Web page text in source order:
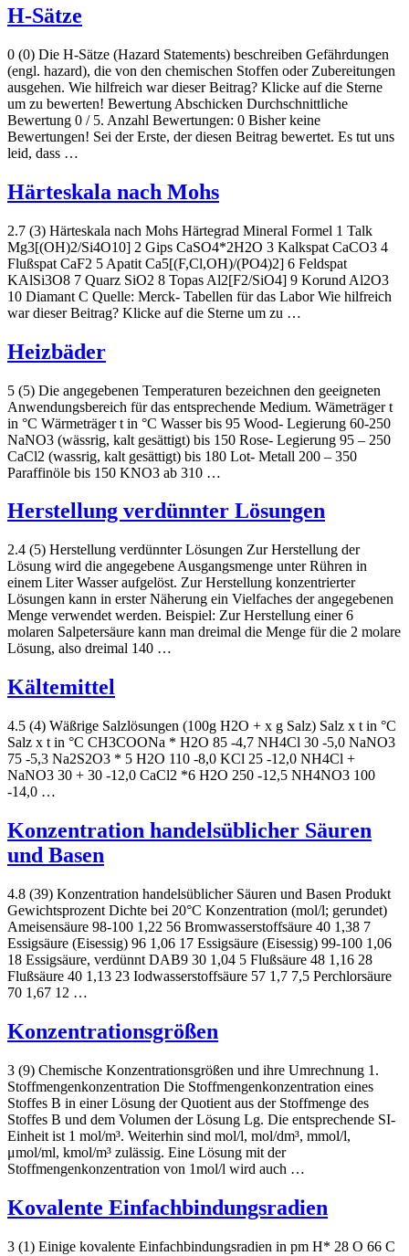
H-Sätze
0 (0) Die H-Sätze (Hazard Statements) beschreiben Gefährdungen
(engl. hazard), die von den chemischen Stoffen oder Zubereitungen
ausgehen. Wie hilfreich war dieser Beitrag? Klicke auf die Sterne
um zu bewerten! Bewertung Abschicken Durchschnittliche
Bewertung 0 / 5. Anzahl Bewertungen: 0 Bisher keine
Bewertungen! Sei der Erste, der diesen Beitrag bewertet. Es tut uns
leid, dass …
Härteskala nach Mohs
2.7 (3) Härteskala nach Mohs Härtegrad Mineral Formel 1 Talk
Mg3[(OH)2/Si4O10] 2 Gips CaSO4*2H2O 3 Kalkspat CaCO3 4
Flußspat CaF2 5 Apatit Ca5[(F,Cl,OH)/(PO4)2] 6 Feldspat
KAlSi3O8 7 Quarz SiO2 8 Topas Al2[F2/SiO4] 9 Korund Al2O3
10 Diamant C Quelle: Merck- Tabellen für das Labor Wie hilfreich
war dieser Beitrag? Klicke auf die Sterne um zu …
Heizbäder
5 (5) Die angegebenen Temperaturen bezeichnen den geeigneten
Anwendungsbereich für das entsprechende Medium. Wämeträger t
in °C Wärmeträger t in °C Wasser bis 95 Wood- Legierung 60-250
NaNO3 (wässrig, kalt gesättigt) bis 150 Rose- Legierung 95 – 250
CaCl2 (wassrig, kalt gesättigt) bis 180 Lot- Metall 200 – 350
Paraffinöle bis 150 KNO3 ab 310 …
Herstellung verdünnter Lösungen
2.4 (5) Herstellung verdünnter Lösungen Zur Herstellung der
Lösung wird die angegebene Ausgangsmenge unter Rühren in
einem Liter Wasser aufgelöst. Zur Herstellung konzentrierter
Lösungen kann in erster Näherung ein Vielfaches der angegebenen
Menge verwendet werden. Beispiel: Zur Herstellung einer 6
molaren Salpetersäure kann man dreimal die Menge für die 2 molare
Lösung, also dreimal 140 …
Kältemittel
4.5 (4) Wäßrige Salzlösungen (100g H2O + x g Salz) Salz x t in °C
Salz x t in °C CH3COONa * H2O 85 -4,7 NH4Cl 30 -5,0 NaNO3
75 -5,3 Na2S2O3 * 5 H2O 110 -8,0 KCl 25 -12,0 NH4Cl +
NaNO3 30 + 30 -12,0 CaCl2 *6 H2O 250 -12,5 NH4NO3 100
-14,0 …
Konzentration handelsüblicher Säuren
und Basen
4.8 (39) Konzentration handelsüblicher Säuren und Basen Produkt
Gewichtsprozent Dichte bei 20°C Konzentration (mol/l; gerundet)
Ameisensäure 98-100 1,22 56 Bromwasserstoffsäure 40 1,38 7
Essigsäure (Eisessig) 96 1,06 17 Essigsäure (Eisessig) 99-100 1,06
18 Essigsäure, verdünnt DAB9 30 1,04 5 Flußsäure 48 1,16 28
Flußsäure 40 1,13 23 Iodwasserstoffsäure 57 1,7 7,5 Perchlorsäure
70 1,67 12 …
Konzentrationsgrößen
3 (9) Chemische Konzentrationsgrößen und ihre Umrechnung 1.
Stoffmengenkonzentration Die Stoffmengenkonzentration eines
Stoffes B in einer Lösung der Quotient aus der Stoffmenge des
Stoffes B und dem Volumen der Lösung Lg. Die entsprechende SI-
Einheit ist 1 mol/m³. Weiterhin sind mol/l, mol/dm³, mmol/l,
μmol/ml, kmol/m³ zulässig. Eine Lösung mit der
Stoffmengenkonzentration von 1mol/l wird auch …
Kovalente Einfachbindungsradien
3 (1) Einige kovalente Einfachbindungsradien in pm H* 28 O 66 C